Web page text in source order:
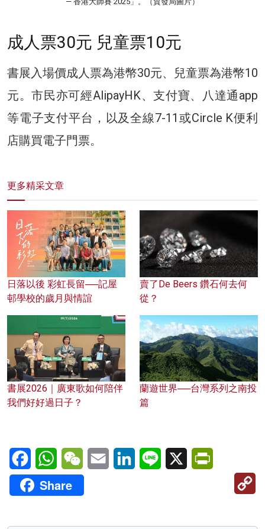
成人票30元 兒童票10元
書展入場價成人票為港幣30元、兒童票為港幣10
元。市民亦可經AlipayHK、支付寶、八達通app
等電子支付平台，以及全線7-11或Circle K便利
店購買電子門票。
更多精采文章
日落以後 彩虹長留──記屋
邨學校的歲月與情誼
賣了De Beers 鑽石何去何
從？
書展2026｜廣東歌如何陪伴
我們好好過日子？
蘭遊世界──台灣系列之南投
篇
FacebookWhatsAppWeChatEmail LinkedInLine X
Share